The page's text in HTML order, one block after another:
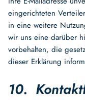
eingerichteten
in eine weitere
wir uns eine darüber
vorbehalten, die
dieser Erklärung
10.